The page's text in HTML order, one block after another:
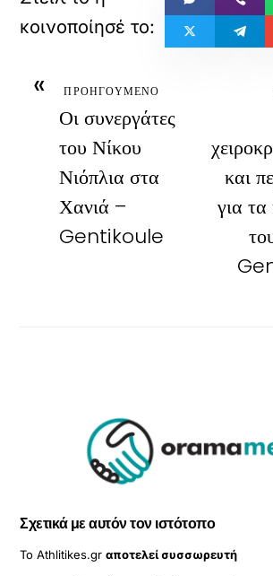
« ΠΡΟΗΓΟΥΜΕΝΟ
Οι συνεργάτες
του Νίκου
Νιόπλια στα
Χανιά –
Gentikoule
και
για τα
Σχετικά με αυτόν τον ιστότοπο
Το Athlitikes.grαποτελεί συσσωρευτή